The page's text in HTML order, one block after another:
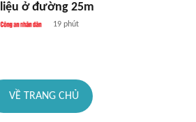
liệu ở đường 25m
19 phút
VỀ TRANG CHỦ